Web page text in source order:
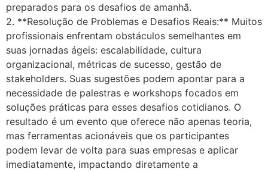
preparados para os desafios de amanhã.
2. **Resolução de Problemas e Desafios Reais:** Muitos
profissionais enfrentam obstáculos semelhantes em
suas jornadas ágeis: escalabilidade, cultura
organizacional, métricas de sucesso, gestão de
stakeholders. Suas sugestões podem apontar para a
necessidade de palestras e workshops focados em
soluções práticas para esses desafios cotidianos. O
resultado é um evento que oferece não apenas teoria,
mas ferramentas acionáveis que os participantes
podem levar de volta para suas empresas e aplicar
imediatamente, impactando diretamente a